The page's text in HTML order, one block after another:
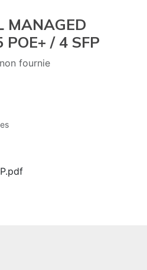
MANAGED
POE+ / 4 SFP
fournie